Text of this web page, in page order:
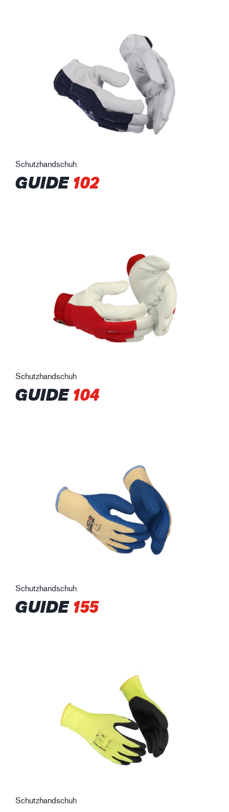
Schutzhandschuh
GUIDE102
Schutzhandschuh
GUIDE104
Schutzhandschuh
GUIDE155
Schutzhandschuh